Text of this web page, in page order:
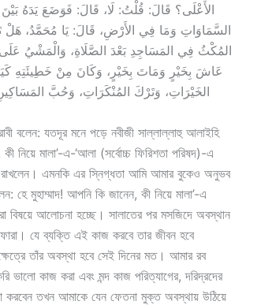
الأَعْلَى؟ قَالَ: قُلْتُ: لَا، قَالَ: فَوَضَعَ يَدَهُ
السَّمَاوَاتِ وَمَا فِي الأَرْضِ، قَالَ: يَا مُحَمَّدُ، هَلْ
المُكْثُ فِي المَسَاجِدِ بَعْدَ الصَّلَاةِ، وَالْمَشْيُ
عَاشَ بِخَيْرٍ وَمَاتَ بِخَيْرٍ، وَكَانَ مِنْ خَطِيئَتِهِ
الخَيْرَاتِ، وَتَرْكَ المُنْكَرَاتِ، وَحُبَّ
বলেন: যতদূর মনে পড়ে নবীজী সাল্লাল্লাহু আলাইহি
নিয়ে মালা’-এ-‘আলা (সর্বোচ্চ ফিরিশতা পরিষদ)-এ
রাখলেন। এমনকি এর স্নিগ্ধতা আমি আমার বুকেও অনুভব
মুহাম্মাদ! আপনি কি জানেন, কী নিয়ে মালা’-এ
বিষয়ে আলোচনা হচ্ছে। সালাতের পর মসজিদে অবস্থান
যে ব্যক্তি এই কাজ করবে তার জীবন হবে
তাঁর অবস্থা হবে সেই দিনের মত। আমার রব
ভালো কাজ করা এবং মন্দ কাজ পরিত্যাগের, দরিদ্রদের
করবেন তখন আমাকে যেন ফেতনা মুক্ত অবস্থায় উঠিয়ে